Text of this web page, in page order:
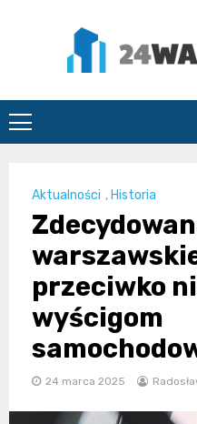
Aktualności , Historia
przeciwko
wyścigom
24 marca 2025